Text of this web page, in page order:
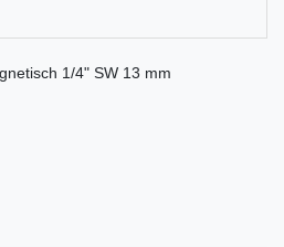
1/4" SW 13 mm